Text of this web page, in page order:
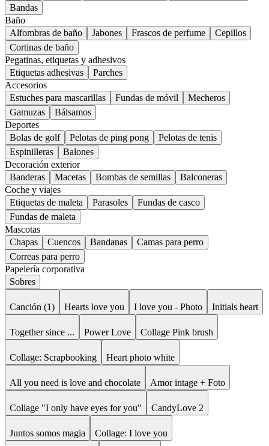
Bandas
Baño
Alfombras de baño
Jabones Frascos de perfume
Cepillos
Cortinas de baño
Pegatinas, etiquetas y adhesivos
Etiquetas adhesivas
Parches
Accesorios
Estuches para mascarillas
Fundas de móvil
Mecheros
Gamuzas
Bálsamos
Deportes
Bolas de golf
Pelotas de ping pong
Pelotas de tenis
Espinilleras
Balones
Decoración exterior
Banderas
Macetas Bombas de semillas
Balconeras
Coche y viajes
Etiquetas de maleta
Parasoles
Fundas de casco
Fundas de maleta
Mascotas
Chapas
Cuencos Bandanas
Camas para perro
Correas para perro
Papelería corporativa
Sobres
Canción (1) Hearts love you I love you - Photo Initials heart
Together since ... Power Love Collage Pink brush
Collage: Scrapbooking Heart photo white
All you need is love and chocolate Amor intage + Foto
Collage "I only have eyes for you" CandyLove 2
Juntos somos magia Collage: I love you